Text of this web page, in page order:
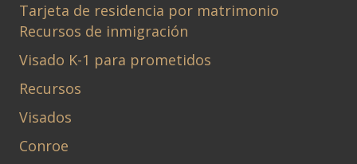
Tarjeta de residencia por matrimonio
Recursos de inmigración
Visado K-1 para prometidos
Recursos
Visados
Conroe